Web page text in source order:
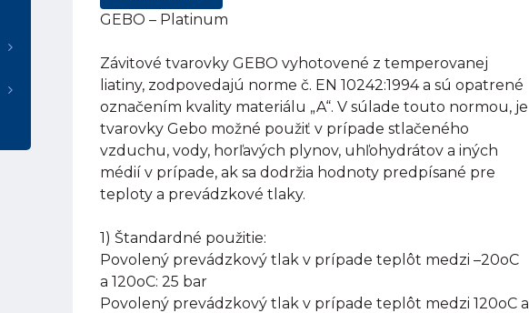
GEBO – Platinum
Závitové tvarovky GEBO vyhotovené z temperovanej
liatiny, zodpovedajú norme č. EN 10242:1994 a sú opatrené
označením kvality materiálu „A“. V súlade touto normou, je
tvarovky Gebo možné použiť v prípade stlačeného
vzduchu, vody, horľavých plynov, uhľohydrátov a iných
médií v prípade, ak sa dodržia hodnoty predpísané pre
teploty a prevádzkové tlaky.
1) Štandardné použitie:
Povolený prevádzkový tlak v prípade teplôt medzi –20oC
a 120oC: 25 bar
Povolený prevádzkový tlak v prípade teplôt medzi 120oC a